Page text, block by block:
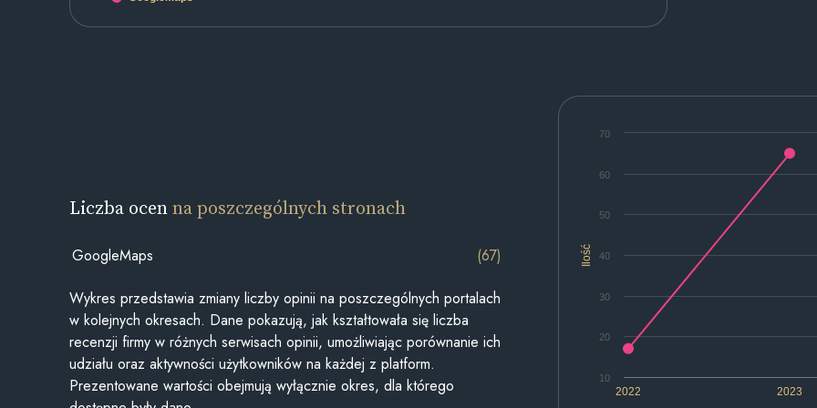
Ilość
2022 2023
10
20
30
40
50
60
70
Liczba ocenna poszczególnych stronach
GoogleMaps (67)
Wykres przedstawia zmiany liczby opinii na poszczególnych portalach
w kolejnych okresach. Dane pokazują, jak kształtowała się liczba
recenzji firmy w różnych serwisach opinii, umożliwiając porównanie ich
udziału oraz aktywności użytkowników na każdej z platform.
Prezentowane wartości obejmują wyłącznie okres, dla którego